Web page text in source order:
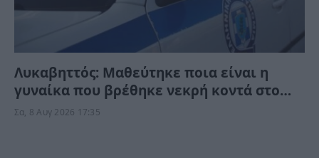
Λυκαβηττός: Μαθεύτηκε ποια είναι η
γυναίκα που βρέθηκε νεκρή κοντά στο
εκκλησάκι – Τι της συνέβη;
Σα, 8 Αυγ 2026 17:35